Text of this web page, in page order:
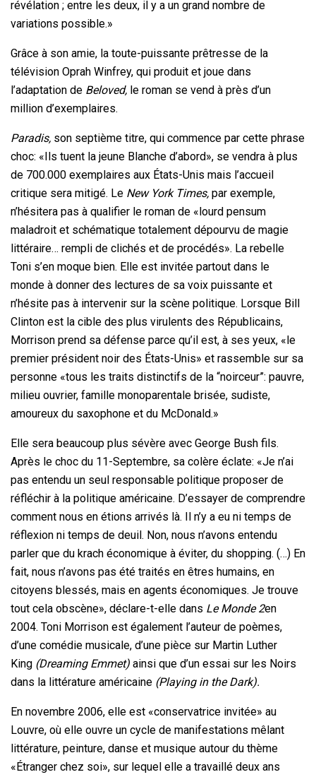
révélation ; entre les deux, il y a un grand nombre de
variations possible.»
Grâce à son amie, la toute-puissante prêtresse de la
télévision Oprah Winfrey, qui produit et joue dans
l’adaptation de Beloved, le roman se vend à près d’un
million d’exemplaires.
Paradis, son septième titre, qui commence par cette phrase
choc: «Ils tuent la jeune Blanche d’abord», se vendra à plus
de 700.000 exemplaires aux États-Unis mais l’accueil
critique sera mitigé. Le New York Times, par exemple,
n’hésitera pas à qualifier le roman de «lourd pensum
maladroit et schématique totalement dépourvu de magie
littéraire… rempli de clichés et de procédés». La rebelle
Toni s’en moque bien. Elle est invitée partout dans le
monde à donner des lectures de sa voix puissante et
n’hésite pas à intervenir sur la scène politique. Lorsque Bill
Clinton est la cible des plus virulents des Républicains,
Morrison prend sa défense parce qu’il est, à ses yeux, «le
premier président noir des États-Unis» et rassemble sur sa
personne «tous les traits distinctifs de la “noirceur”: pauvre,
milieu ouvrier, famille monoparentale brisée, sudiste,
amoureux du saxophone et du McDonald.»
Elle sera beaucoup plus sévère avec George Bush fils.
Après le choc du 11-Septembre, sa colère éclate: «Je n’ai
pas entendu un seul responsable politique proposer de
réfléchir à la politique américaine. D’essayer de comprendre
comment nous en étions arrivés là. Il n’y a eu ni temps de
réflexion ni temps de deuil. Non, nous n’avons entendu
parler que du krach économique à éviter, du shopping. (…) En
fait, nous n’avons pas été traités en êtres humains, en
citoyens blessés, mais en agents économiques. Je trouve
tout cela obscène», déclare-t-elle dans Le Monde 2en
2004. Toni Morrison est également l’auteur de poèmes,
d’une comédie musicale, d’une pièce sur Martin Luther
King (Dreaming Emmet) ainsi que d’un essai sur les Noirs
dans la littérature américaine (Playing in the Dark).
En novembre 2006, elle est «conservatrice invitée» au
Louvre, où elle ouvre un cycle de manifestations mêlant
littérature, peinture, danse et musique autour du thème
«Étranger chez soi», sur lequel elle a travaillé deux ans